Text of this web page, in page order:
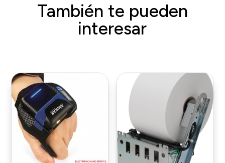
También te pueden
interesar